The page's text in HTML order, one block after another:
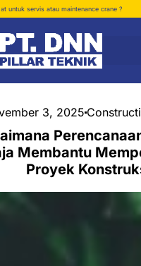
untuk servis atau maintenance crane ?
3, 2025
Membantu
Proyek